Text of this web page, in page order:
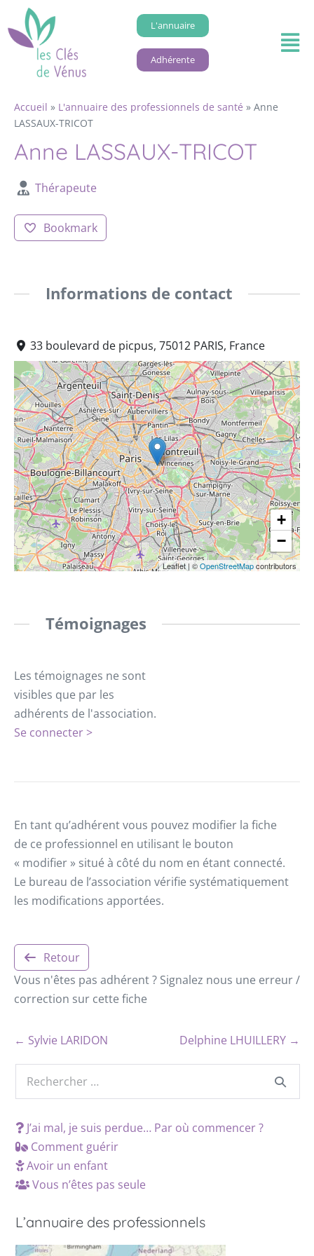
L'annuaire
Adhérente
Accueil » L'annuaire des professionnels de santé » Anne
LASSAUX-TRICOT
Anne LASSAUX-TRICOT
Thérapeute
Bookmark
Informations de contact
33 boulevard de picpus, 75012 PARIS, France
+
−
Leaflet | ©OpenStreetMapcontributors
Témoignages
Les témoignages ne sont
visibles que par les
adhérents de l'association.
Se connecter >
En tant qu’adhérent vous pouvez modifier la fiche
de ce professionnel en utilisant le bouton
« modifier » situé à côté du nom en étant connecté.
Le bureau de l’association vérifie systématiquement
les modifications apportées.
Retour
Vous n'êtes pas adhérent ? Signalez nous une erreur /
correction sur cette fiche
← Sylvie LARIDON Delphine LHUILLERY →
J’ai mal, je suis perdue… Par où commencer ?
Comment guérir
Avoir un enfant
Vous n’êtes pas seule
L’annuaire des professionnels